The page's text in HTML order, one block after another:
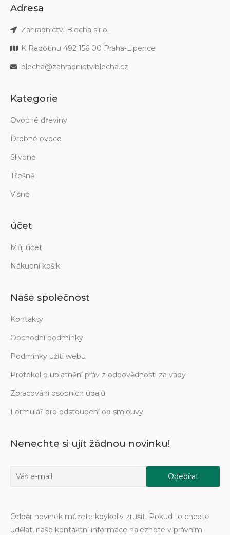
Adresa
Zahradnictví Blecha s.r.o.
K Radotínu 492 156 00 Praha-Lipence
blecha@zahradnictviblecha.cz
Kategorie
Ovocné dřeviny
Drobné ovoce
Slivoně
Třešně
Višně
účet
Můj účet
Nákupní košík
Naše společnost
Kontakty
Obchodní podmínky
Podmínky užití webu
Protokol o uplatnění práv z odpovědnosti za vady
Zpracování osobních údajů
Formulář pro odstoupení od smlouvy
Nenechte si ujít žádnou novinku!
Odběr novinek můžete kdykoliv zrušit. Pokud to chcete
udělat, naše kontaktní informace naleznete v právním